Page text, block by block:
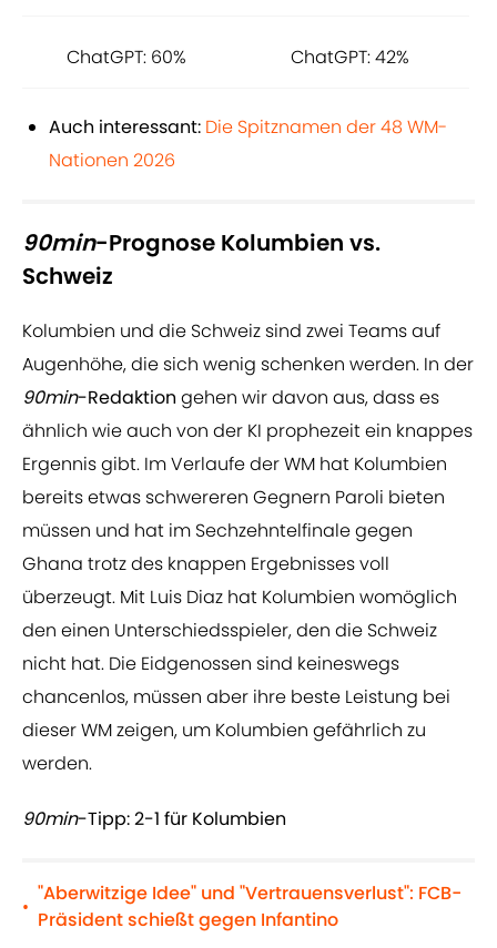
ChatGPT: 60% ChatGPT: 42%
Auch interessant: Die Spitznamen der 48 WM-
Nationen 2026
90min-Prognose Kolumbien vs.
Schweiz
Kolumbien und die Schweiz sind zwei Teams auf
Augenhöhe, die sich wenig schenken werden. In der
90min-Redaktion gehen wir davon aus, dass es
ähnlich wie auch von der KI prophezeit ein knappes
Ergennis gibt. Im Verlaufe der WM hat Kolumbien
bereits etwas schwereren Gegnern Paroli bieten
müssen und hat im Sechzehntelfinale gegen
Ghana trotz des knappen Ergebnisses voll
überzeugt. Mit Luis Diaz hat Kolumbien womöglich
den einen Unterschiedsspieler, den die Schweiz
nicht hat. Die Eidgenossen sind keineswegs
chancenlos, müssen aber ihre beste Leistung bei
dieser WM zeigen, um Kolumbien gefährlich zu
werden.
90min-Tipp: 2-1 für Kolumbien
•
"Aberwitzige Idee" und "Vertrauensverlust": FCB-
Präsident schießt gegen Infantino